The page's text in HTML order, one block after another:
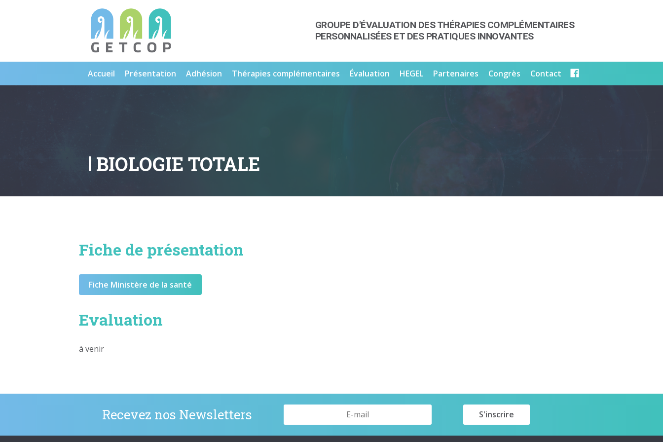
GROUPE D'ÉVALUATION DES THÉRAPIES COMPLÉMENTAIRES
PERSONNALISÉES ET DES PRATIQUES INNOVANTES
Accueil Présentation Adhésion Thérapies complémentaires Évaluation HEGEL Partenaires Congrès Contact
BIOLOGIE TOTALE
Fiche de présentation
Fiche Ministère de la santé
Evaluation
à venir
Recevez nos Newsletters